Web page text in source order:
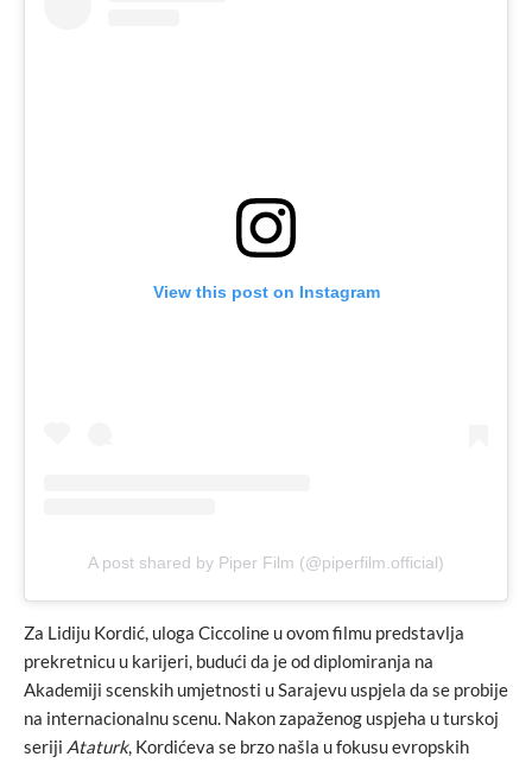
View this post on Instagram
A post shared by Piper Film (@piperfilm.official)
Za Lidiju Kordić, uloga Ciccoline u ovom filmu predstavlja
prekretnicu u karijeri, budući da je od diplomiranja na
Akademiji scenskih umjetnosti u Sarajevu uspjela da se probije
na internacionalnu scenu. Nakon zapaženog uspjeha u turskoj
seriji Ataturk, Kordićeva se brzo našla u fokusu evropskih